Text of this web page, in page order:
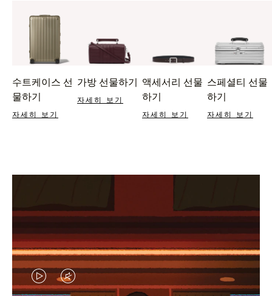
수트케이스 선
물하기
자세히 보기
가방 선물하기
자세히 보기
액세서리 선물
하기
자세히 보기
스페셜티 선물
하기
자세히 보기
VIDEOVIDEO